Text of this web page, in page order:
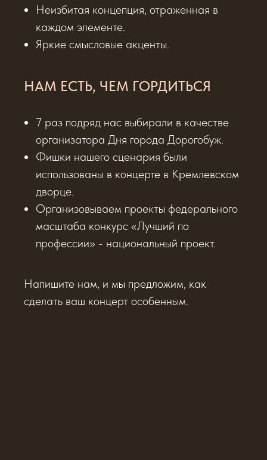
Неизбитая концепция, отраженная в
каждом элементе.
Яркие смысловые акценты.
НАМ ЕСТЬ, ЧЕМ ГОРДИТЬСЯ
7 раз подряд нас выбирали в качестве
организатора Дня города Дорогобуж.
Фишки нашего сценария были
использованы в концерте в Кремлевском
дворце.
Организовываем проекты федерального
масштаба конкурс «Лучший по
профессии» - национальный проект.
Напишите нам, и мы предложим, как
сделать ваш концерт особенным.